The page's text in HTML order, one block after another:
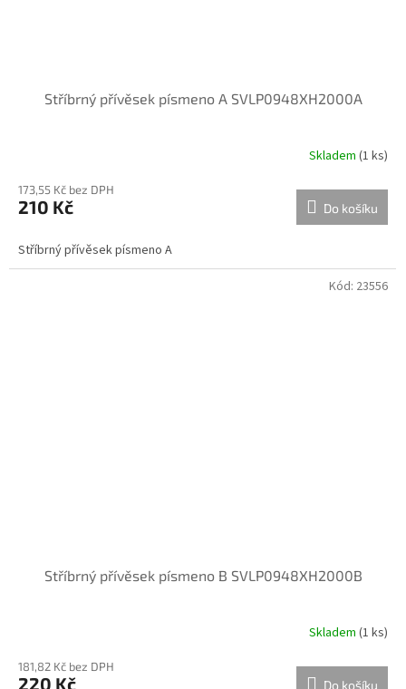
Stříbrný přívěsek písmeno A SVLP0948XH2000A
Skladem (1 ks)
173,55 Kč bez DPH
210 Kč Do košíku
Stříbrný přívěsek písmeno A
Stříbrný přívěsek písmeno B SVLP0948XH2000B
Skladem (1 ks)
181,82 Kč bez DPH
220 Kč Do košíku
Kód: 23556